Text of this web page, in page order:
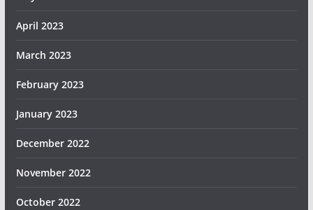
April 2023
March 2023
February 2023
January 2023
December 2022
November 2022
October 2022